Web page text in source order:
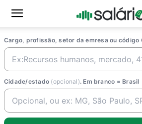
Cargo, profissão, setor da emresa ou código
Cidade/estado (opcional). Em branco = Brasil